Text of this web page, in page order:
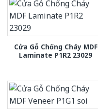
Cửa Gỗ Chống Cháy MDF
Laminate P1R2 23029